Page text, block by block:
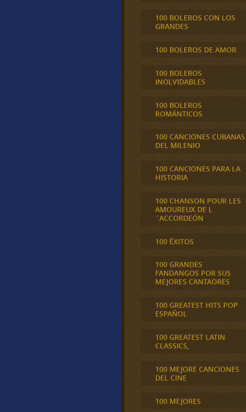
100 BOLEROS CON LOS
GRANDES
100 BOLEROS DE AMOR
100 BOLEROS
INOLVIDABLES
100 BOLEROS
ROMÁNTICOS
100 CANCIONES CUBANAS
DEL MILENIO
100 CANCIONES PARA LA
HISTORIA
100 CHANSON POUR LES
AMOUREUX DE L
´ACCORDEÓN
100 ÉXITOS
100 GRANDES
FANDANGOS POR SUS
MEJORES CANTAORES
100 GREATEST HITS POP
ESPAÑOL
100 GREATEST LATIN
CLASSICS,
100 MEJORE CANCIONES
DEL CINE
100 MEJORES